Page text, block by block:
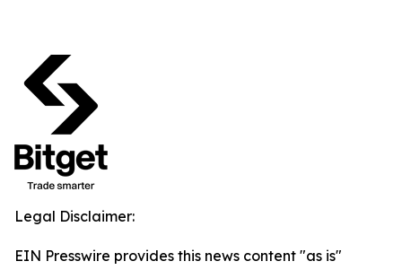
Legal Disclaimer:
EIN Presswire provides this news content "as is"